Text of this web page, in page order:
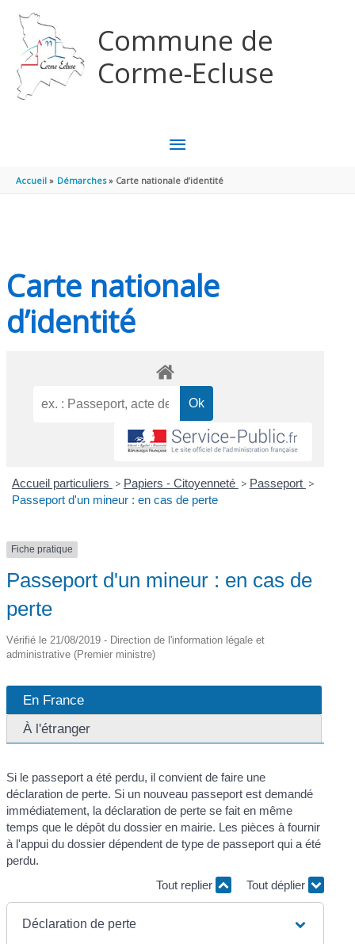
Commune de
Corme-Ecluse
MENU
PRINCIPAL
Accueil Démarches Carte nationale d’identité
Carte nationale
d’identité
Accueil particuliers > Papiers - Citoyenneté > Passeport >
Passeport d'un mineur : en cas de perte
Fiche pratique
Passeport d'un mineur : en cas de
perte
Vérifié le 21/08/2019 - Direction de l'information légale et
administrative (Premier ministre)
En France
À l'étranger
Si le passeport a été perdu, il convient de faire une
déclaration de perte. Si un nouveau passeport est demandé
immédiatement, la déclaration de perte se fait en même
temps que le dépôt du dossier en mairie. Les pièces à fournir
à l'appui du dossier dépendent de type de passeport qui a été
perdu.
Tout replier
Tout déplier
Déclaration de perte